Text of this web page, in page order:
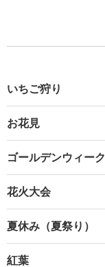
いちご狩り
お花見
ゴールデンウィーク
花火大会
夏休み（夏祭り）
紅葉